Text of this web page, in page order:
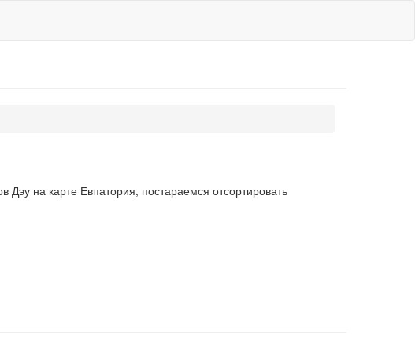
на карте Евпатория, постараемся отсортировать